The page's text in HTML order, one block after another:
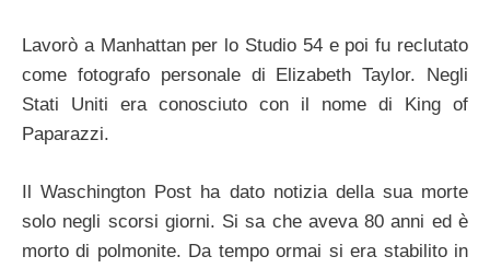
Lavorò a Manhattan per lo Studio 54 e poi fu reclutato
come fotografo personale di Elizabeth Taylor. Negli
Stati Uniti era conosciuto con il nome di King of
Paparazzi.
Il Waschington Post ha dato notizia della sua morte
solo negli scorsi giorni. Si sa che aveva 80 anni ed è
morto di polmonite. Da tempo ormai si era stabilito in